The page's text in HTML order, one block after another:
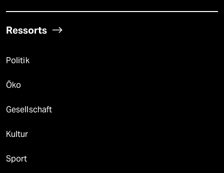
Ressorts
Politik
Öko
Gesellschaft
Kultur
Sport